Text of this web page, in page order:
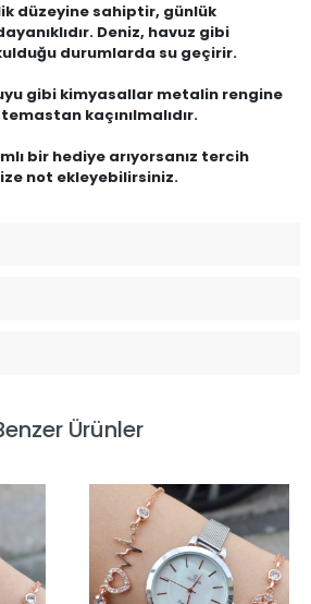
düzeyine sahiptir, günlük
Deniz, havuz gibi
durumlarda su geçirir.
gibi kimyasallar metalin rengine
kaçınılmalıdır.
bir hediye arıyorsanız tercih
not ekleyebilirsiniz.
Ürünler